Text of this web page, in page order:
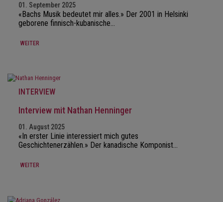
01. September 2025
«Bachs Musik bedeutet mir alles.» Der 2001 in Helsinki
geborene finnisch-kubanische…
WEITER
INTERVIEW
Interview mit Nathan Henninger
01. August 2025
«In erster Linie interessiert mich gutes
Geschichtenerzählen.» Der kanadische Komponist…
WEITER